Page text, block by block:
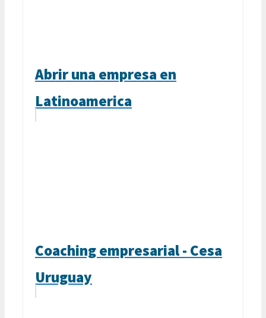
Abrir una empresa en
Latinoamerica
Coaching empresarial - Cesa
Uruguay